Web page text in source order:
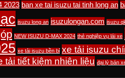
2023 ban xe tai isuzu tai tinh long an
isuzu long an isuzulongan.com isuzu
NEW ISUZU D-MAX 2024 thẻ nghiệp vụ lái xe
xe tải isuzu bền bỉ xe tải isuzu
tải tiết kiệm nhiên liệu đại lý bán